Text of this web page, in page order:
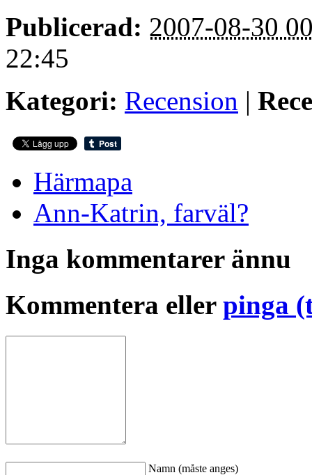
Publicerad: 2007-08-30
22:45
Kategori: Recension |
Härmapa
Ann-Katrin, farväl?
Inga kommentarer ännu
Kommentera eller pinga
Namn (måste anges)